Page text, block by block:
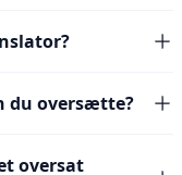
du oversætte?
oversat